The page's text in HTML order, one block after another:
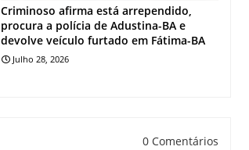
Criminoso afirma está arrependido,
procura a polícia de Adustina-BA e
devolve veículo furtado em Fátima-BA
Julho 28, 2026
0 Comentários